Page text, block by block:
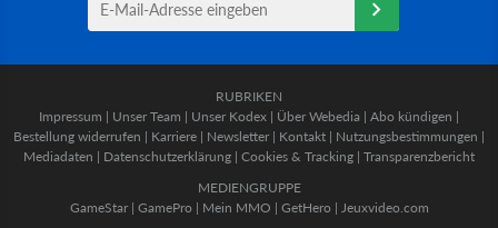
RUBRIKEN
Impressum | Unser Team | Unser Kodex | Über Webedia | Abo kündigen |
Bestellung widerrufen | Karriere | Newsletter | Kontakt | Nutzungsbestimmungen |
Mediadaten | Datenschutzerklärung | Cookies & Tracking | Transparenzbericht
MEDIENGRUPPE
GameStar| GamePro | Mein MMO | GetHero | Jeuxvideo.com